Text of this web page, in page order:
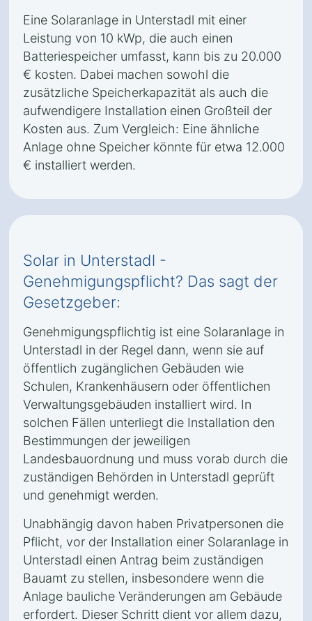
Eine Solaranlage in Unterstadl mit einer
Leistung von 10 kWp, die auch einen
Batteriespeicher umfasst, kann bis zu 20.000
€ kosten. Dabei machen sowohl die
zusätzliche Speicherkapazität als auch die
aufwendigere Installation einen Großteil der
Kosten aus. Zum Vergleich: Eine ähnliche
Anlage ohne Speicher könnte für etwa 12.000
€ installiert werden.
Solar in Unterstadl -
Genehmigungspflicht? Das sagt der
Gesetzgeber:
Genehmigungspflichtig ist eine Solaranlage in
Unterstadl in der Regel dann, wenn sie auf
öffentlich zugänglichen Gebäuden wie
Schulen, Krankenhäusern oder öffentlichen
Verwaltungsgebäuden installiert wird. In
solchen Fällen unterliegt die Installation den
Bestimmungen der jeweiligen
Landesbauordnung und muss vorab durch die
zuständigen Behörden in Unterstadl geprüft
und genehmigt werden.
Unabhängig davon haben Privatpersonen die
Pflicht, vor der Installation einer Solaranlage in
Unterstadl einen Antrag beim zuständigen
Bauamt zu stellen, insbesondere wenn die
Anlage bauliche Veränderungen am Gebäude
erfordert. Dieser Schritt dient vor allem dazu,